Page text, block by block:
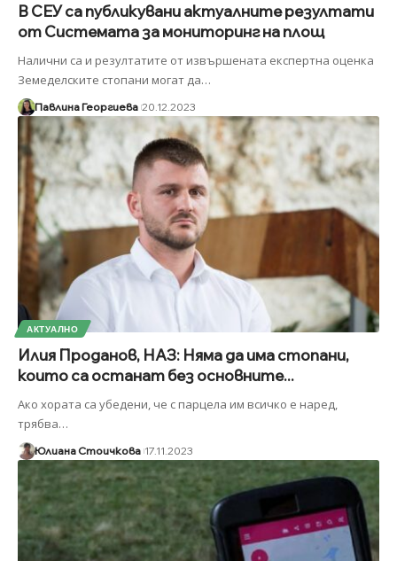
В СЕУ са публикувани актуалните резултати
от Системата за мониторинг на площ
Налични са и резултатите от извършената експертна оценка
Земеделските стопани могат да…
Павлина Георгиева 20.12.2023
АКТУАЛНО
Илия Проданов, НАЗ: Няма да има стопани,
които са останат без основните...
Ако хората са убедени, че с парцела им всичко е наред,
трябва…
Юлиана Стоичкова 17.11.2023